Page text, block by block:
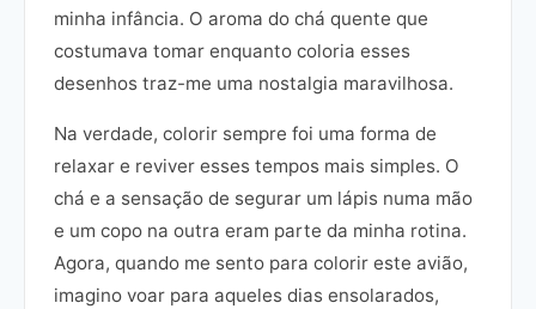
minha infância. O aroma do chá quente que
costumava tomar enquanto coloria esses
desenhos traz-me uma nostalgia maravilhosa.
Na verdade, colorir sempre foi uma forma de
relaxar e reviver esses tempos mais simples. O
chá e a sensação de segurar um lápis numa mão
e um copo na outra eram parte da minha rotina.
Agora, quando me sento para colorir este avião,
imagino voar para aqueles dias ensolarados,